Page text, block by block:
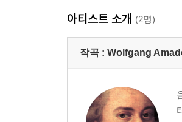
아티스트 소개 (2명)
작곡 : Wolfgang